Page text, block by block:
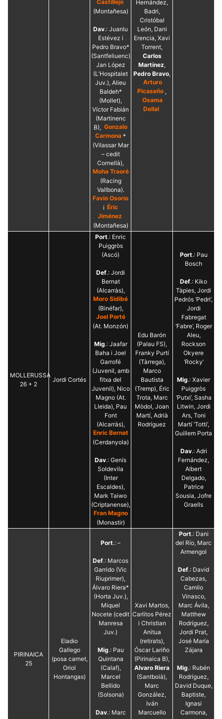
Castillejo
(Montañesa)
Dav.: Juanlu
Estévez i
Pedro Bravo*
(Santfeliuenc),
Jan López
(L’Hospitalet
Juv.), Alieu
Baldeh*
(Mollet),
Víctor Fabián
(Martinenc
B), Gonzalo
Carmona *
(Vilassar Mar
– cedit
Cornellà),
Moha Traoré
(Racing
Vallbona).
Favio Osorio
i Éric
Jiménez
(Montañesa)
Hernández,
Badri,
Cristóbal
León, Dani
Erencia, Xavi
Torrent,
Carlos
Martínez,
Pedro Bravo,
Arturo
Picaseño ,
Osama
Dellal
MOLLERUSSA
26 + 2
Jordi Cortés
Port.: Enric
Puiggròs
(Ascó)
Def.: Jordi
Bernat
(Alcarràs),
Moro Sidibé
(Binéfar),
Joel Porté
(At. Monzón)
Mig.: Jaafar
Baha i Joel
Garrofé
(Juvenil, amb
fitxa del
Juvenil), Nico
Magno (At.
Lleida), Pau
Font
(Alcarràs),
Enric Bernat
(Cerdanyola)
Dav.: Genís
Soldevila
(Inter
Escaldes),
Mark Taiwo
(Criptanense),
Fran Magno
(Monastir)
Edu Barón
(Palau FS),
Franky Purtí
(Tàrrega),
Marco
Bautista
(Tremp), Éric
Trota, Marc
Mòdol, Joan
Martí, Adrià
Rodríguez
Port.: Pau
Bosch
Def.: Kiko
Tàpies, Jordi
Pedrós ‘Pedri’,
Jordi
Fabregat
‘Fabre’, Roger
Aleu,
Rockson
Okyere
‘Rocky’
Mig.: Xavier
Puiggròs
‘Putxi’, Sasha
Litwin, Jordi
Ars, Toni
Martí ‘Totti’,
Guillem Porta
Dav.: Adri
Fernández,
Albert
Delgado,
Patrice
Sousia, Jofre
Graells
PIRINAICA
25
Eladio
Gallego
(posa carnet,
Oriol
Hontangas)
Port.: –
Def.: Marcos
Garrido (Vic
Riuprimer),
Álvaro Riera*
(Horta Juv.),
Miquel
Nocete (cedit
Manresa
Juv.)
Mig.: Pau
Quintana
(Calaf),
Marcel
Bellido
(Solsona)
Dav.: Marc
Xavi Martos,
Carlitos Pérez
i Christian
Anitua
(retirats),
Óscar Lariño
(Pirinaica B),
Alvaro Riera
(Santboià),
Marc
González,
Iván
Marcuello
Port.: Dani
del Río, Marc
Armengol
Def.: David
Cabezas,
Camilo
Vinasco,
Marc Ávila,
Matthew
Rodríguez,
Jordi Prat,
José María
Zájara
Mig.: Rubén
Rodríguez,
David Duque,
Baptiste,
Ignasi
Carmona,